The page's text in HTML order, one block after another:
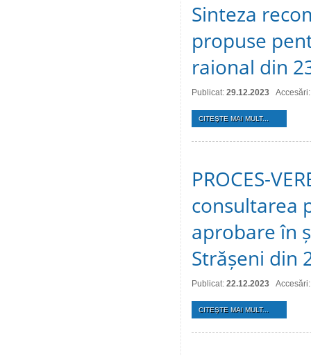
Sinteza
propuse
raional din
Publicat: 29.12.2023
CITEŞTE MAI MULT...
PROCES-
consultarea
aprobare în
Strășeni din
Publicat: 22.12.2023
CITEŞTE MAI MULT...